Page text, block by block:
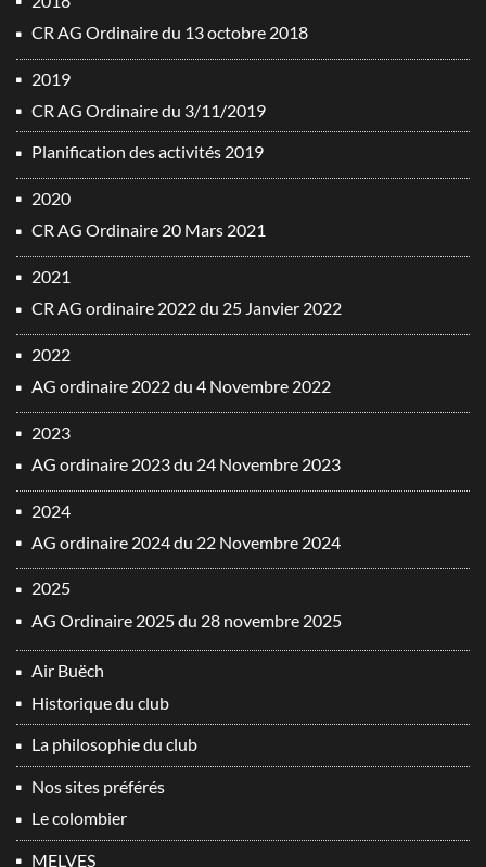
CR AG Ordinaire du 13 octobre 2018
2019
CR AG Ordinaire du 3/11/2019
Planification des activités 2019
2020
CR AG Ordinaire 20 Mars 2021
2021
CR AG ordinaire 2022 du 25 Janvier 2022
2022
AG ordinaire 2022 du 4 Novembre 2022
2023
AG ordinaire 2023 du 24 Novembre 2023
2024
AG ordinaire 2024 du 22 Novembre 2024
2025
AG Ordinaire 2025 du 28 novembre 2025
Air Buëch
Historique du club
La philosophie du club
Nos sites préférés
Le colombier
MELVES